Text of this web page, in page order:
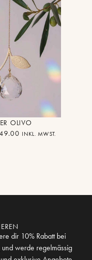
OLIVO
INKL. MWST.
dir 10% Rabatt bei
werde regelmässig